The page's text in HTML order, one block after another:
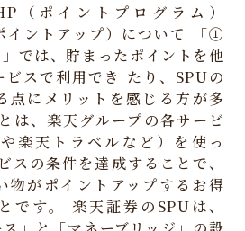
（ポイントプログラム）
ントアップ）について
「①
では、貯まったポイントを他
スで利用でき たり、SPUの
点にメリットを感じる方が多
は、楽天グループの各サービ
楽天トラベルなど）を使っ
スの条件を達成することで、
物がポイントアップするお得
です。
楽天証券のSPUは、